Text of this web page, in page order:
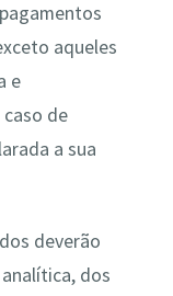
aqueles
e
de
a sua
deverão
dos